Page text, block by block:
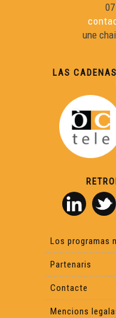
Vitatges de
Los
Jean dans
Hèsta de
Les sifflantes
La Nuech dau
une
LAS
Los programas
Partenaris
Contacte
Mencions